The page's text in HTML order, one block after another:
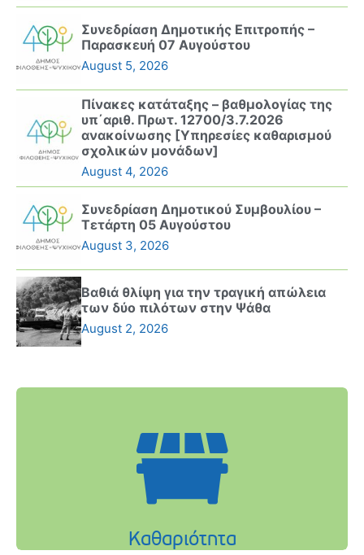
Συνεδρίαση Δημοτικής Επιτροπής –
Παρασκευή 07 Αυγούστου
August 5, 2026
Πίνακες κατάταξης – βαθμολογίας της
υπ΄αριθ. Πρωτ. 12700/3.7.2026
ανακοίνωσης [Υπηρεσίες καθαρισμού
σχολικών μονάδων]
August 4, 2026
Συνεδρίαση Δημοτικού Συμβουλίου –
Τετάρτη 05 Αυγούστου
August 3, 2026
Βαθιά θλίψη για την τραγική απώλεια
των δύο πιλότων στην Ψάθα
August 2, 2026